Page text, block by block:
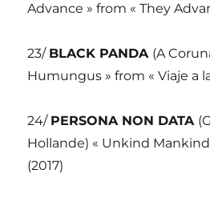
Advance » from « They
23/ BLACK PANDA (A
Humungus » from « Viaje a
24/ PERSONA NON DATA
Hollande) « Unkind
(2017)